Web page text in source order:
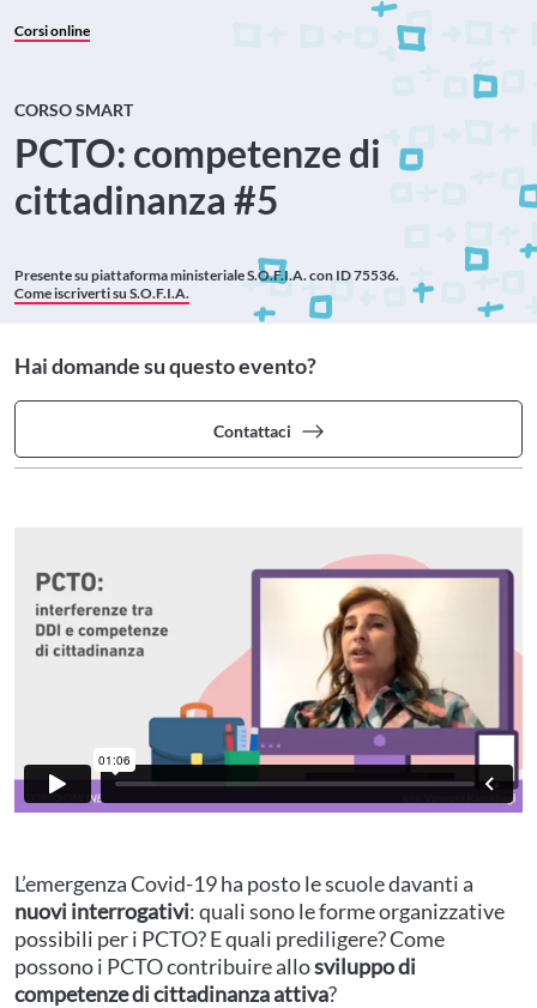
Corsi online
CORSO SMART
PCTO: competenze di
cittadinanza #5
Presente su piattaforma ministerialeS.O.F.I.A. con ID 75536.
Come iscriverti su S.O.F.I.A.
Hai domande su questo evento?
Contattaci
L’emergenza Covid-19 ha posto le scuole davanti a
nuovi interrogativi: quali sono le forme organizzative
possibili per i PCTO? E quali prediligere? Come
possono i PCTO contribuire allosviluppo di
competenze di cittadinanza attiva?